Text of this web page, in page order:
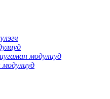
модулиуд